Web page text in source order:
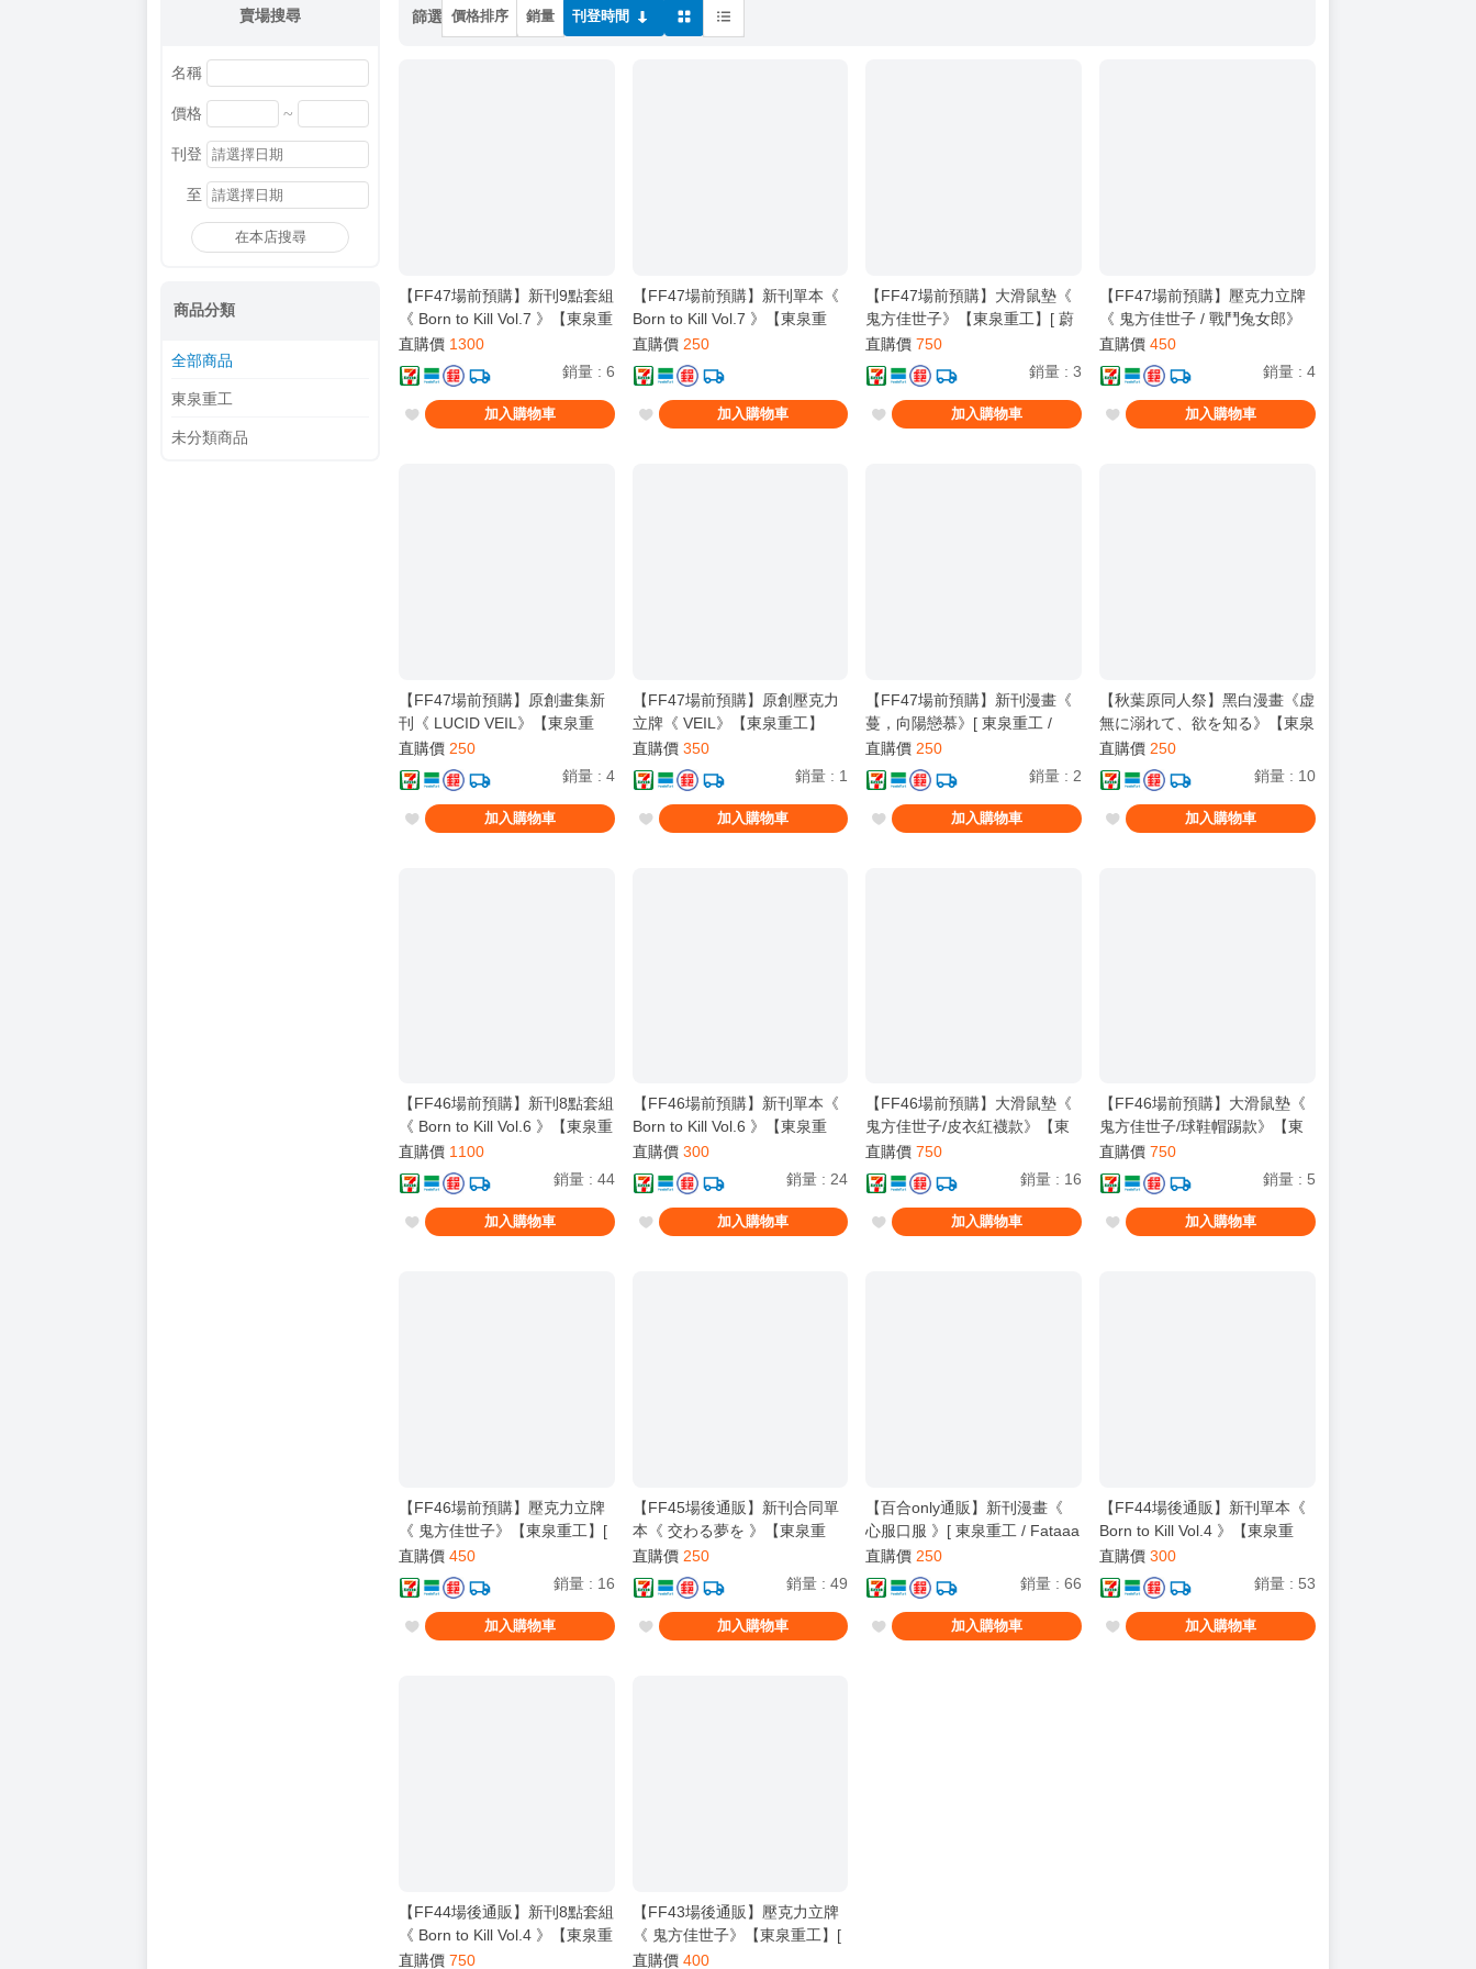
賣場搜尋
名稱
價格 ~
刊登
至
在本店搜尋
商品分類
全部商品
東泉重工
未分類商品
篩選 價格排序 銷量 刊登時間
【FF47場前預購】新刊9點套組
《 Born to Kill Vol.7 》【東泉重
工】[ 蔚藍檔案 ブルアカ / 鬼方
佳世子 カヨコ ]
直購價 1300
銷量 : 6
加入購物車
【FF47場前預購】新刊單本《
Born to Kill Vol.7 》【東泉重
工】[ 蔚藍檔案 ブルアカ / 鬼方
佳世子 カヨコ ]
直購價 250
加入購物車
【FF47場前預購】大滑鼠墊《
鬼方佳世子》【東泉重工】[ 蔚
藍檔案 ブルアカ / 鬼方佳世子
カヨコ ]
直購價 750
銷量 : 3
加入購物車
【FF47場前預購】壓克力立牌
《 鬼方佳世子 / 戰鬥兔女郎》
【東泉重工】[ 蔚藍檔案 ブルア
カ / 鬼方佳世子 カヨコ ]
直購價 450
銷量 : 4
加入購物車
【FF47場前預購】原創畫集新
刊《 LUCID VEIL》【東泉重
工】
直購價 250
銷量 : 4
加入購物車
【FF47場前預購】原創壓克力
立牌《 VEIL》【東泉重工】
直購價 350
銷量 : 1
加入購物車
【FF47場前預購】新刊漫畫《
蔓，向陽戀慕》[ 東泉重工 /
Fataaa / 美鈴x手毬 / 秦谷美鈴 /
月村手毬 / 學園偶像大師 / 全年
齡 / 百合 ]
直購價 250
銷量 : 2
加入購物車
【秋葉原同人祭】黑白漫畫《虚
無に溺れて、欲を知る》【東泉
重工】[ 蔚藍檔案 / R18 / 戒野
美咲/ 戒野ミサキ / ブルーアー
カイブ]
直購價 250
銷量 : 10
加入購物車
【FF46場前預購】新刊8點套組
《 Born to Kill Vol.6 》【東泉重
工】[ 蔚藍檔案 ブルアカ / 鬼方
佳世子 カヨコ ]
直購價 1100
銷量 : 44
加入購物車
【FF46場前預購】新刊單本《
Born to Kill Vol.6 》【東泉重
工】[ 蔚藍檔案 ブルアカ / 鬼方
佳世子 カヨコ ]
直購價 300
銷量 : 24
加入購物車
【FF46場前預購】大滑鼠墊《
鬼方佳世子/皮衣紅襪款》【東
泉重工】[ 蔚藍檔案 ブルアカ /
鬼方佳世子 カヨコ ]
直購價 750
銷量 : 16
加入購物車
【FF46場前預購】大滑鼠墊《
鬼方佳世子/球鞋帽踢款》【東
泉重工】[ 蔚藍檔案 ブルアカ /
鬼方佳世子 カヨコ ]
直購價 750
銷量 : 5
加入購物車
【FF46場前預購】壓克力立牌
《 鬼方佳世子》【東泉重工】[
蔚藍檔案 ブルアカ / 鬼方佳世
子 カヨコ ]
直購價 450
銷量 : 16
加入購物車
【FF45場後通販】新刊合同單
本《 交わる夢を 》【東泉重
工】[ 機動戰士鋼彈
GQuuuuuuX ]
直購價 250
銷量 : 49
加入購物車
【百合only通販】新刊漫畫《
心服口服 》[ 東泉重工 / Fataaa
/ 海鈴x立希 / 八幡海鈴 / 椎名立
希 / BanG Dream! Ave Mujica /
全年齡 / 百合ONLY ]
直購價 250
銷量 : 66
加入購物車
【FF44場後通販】新刊單本《
Born to Kill Vol.4 》【東泉重
工】[ 蔚藍檔案 ブルアカ / 鬼方
佳世子 カヨコ ]
直購價 300
銷量 : 53
加入購物車
【FF44場後通販】新刊8點套組
《 Born to Kill Vol.4 》【東泉重
工】[ 蔚藍檔案 ブルアカ / 鬼方
直購價 750
【FF43場後通販】壓克力立牌
《 鬼方佳世子》【東泉重工】[
蔚藍檔案 ブルアカ / 鬼方佳世
直購價 400